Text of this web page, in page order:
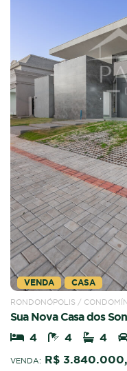
VENDA CASA
RONDONÓPOLIS /
Sua Nova Casa dos
4
4 4
VENDA: R$